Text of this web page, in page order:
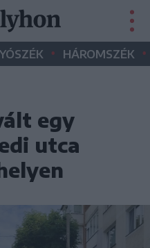
• HÁROMSZÉK •
egy
utca